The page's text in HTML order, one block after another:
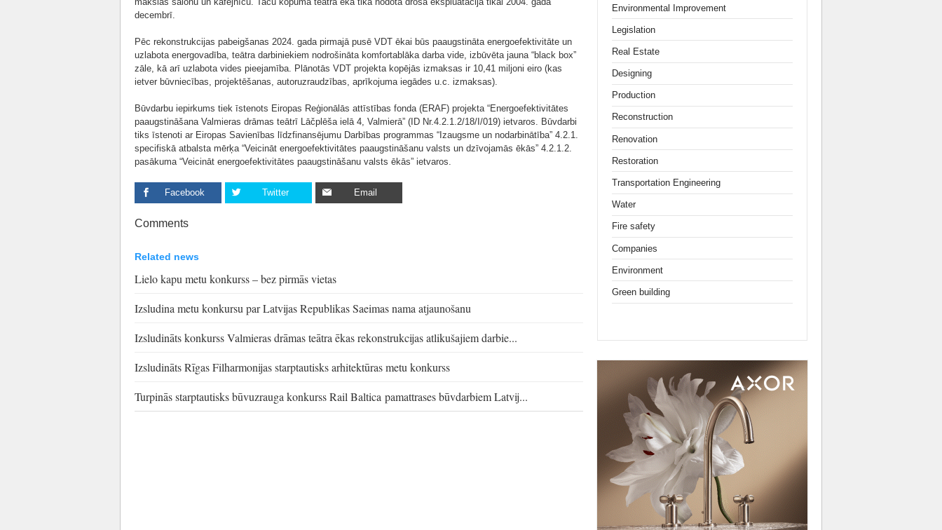
decembrī.
Pēc rekonstrukcijas pabeigšanas 2024. gada pirmajā pusē VDT ēkai būs paaugstināta energoefektivitāte un
uzlabota energovadība, teātra darbiniekiem nodrošināta komfortablāka darba vide, izbūvēta jauna “black box”
zāle, kā arī uzlabota vides pieejamība. Plānotās VDT projekta kopējās izmaksas ir 10,41 miljoni eiro (kas
ietver būvniecības, projektēšanas, autoruzraudzības, aprīkojuma iegādes u.c. izmaksas).
Būvdarbu iepirkums tiek īstenots Eiropas Reģionālās attīstības fonda (ERAF) projekta “Energoefektivitātes
paaugstināšana Valmieras drāmas teātrī Lāčplēša ielā 4, Valmierā” (ID Nr.4.2.1.2/18/I/019) ietvaros. Būvdarbi
tiks īstenoti ar Eiropas Savienības līdzfinansējumu Darbības programmas “Izaugsme un nodarbinātība” 4.2.1.
specifiskā atbalsta mērķa “Veicināt energoefektivitātes paaugstināšanu valsts un dzīvojamās ēkās” 4.2.1.2.
pasākuma “Veicināt energoefektivitātes paaugstināšanu valsts ēkās” ietvaros.
Facebook Twitter Email
Comments
Related news
Lielo kapu metu konkurss – bez pirmās vietas
Izsludina metu konkursu par Latvijas Republikas Saeimas nama atjaunošanu
Izsludināts konkurss Valmieras drāmas teātra ēkas rekonstrukcijas atlikušajiem darbie...
Izsludināts Rīgas Filharmonijas starptautisks arhitektūras metu konkurss
Turpinās starptautisks būvuzrauga konkurss Rail Baltica pamattrases būvdarbiem Latvij...
Environmental Improvement
Legislation
Real Estate
Designing
Production
Reconstruction
Renovation
Restoration
Transportation Engineering
Water
Fire safety
Companies
Environment
Green building